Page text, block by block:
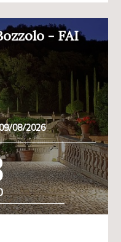
- FAI
08/2026